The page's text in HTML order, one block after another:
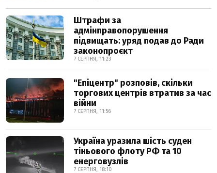
Штрафи за
адмінправопорушення
підвищать: уряд подав до Ради
законопроєкт
7 СЕРПНЯ, 11:23
"Епіцентр" розповів, скільки
торгових центрів втратив за час
війни
7 СЕРПНЯ, 11:56
Україна уразила шість суден
тіньового флоту РФ та 10
енерговузлів
7 СЕРПНЯ, 18:10